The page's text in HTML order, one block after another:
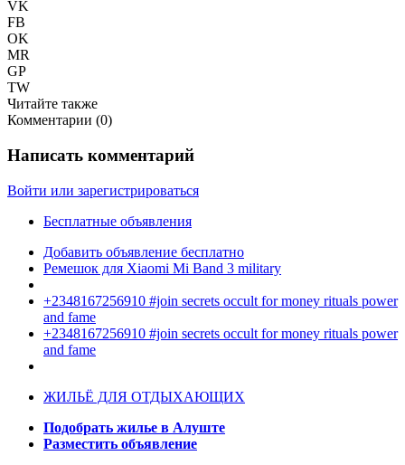
VK
FB
OK
MR
GP
TW
Читайте также
Комментарии (0)
Написать комментарий
Войти или зарегистрироваться
Бесплатные объявления
Добавить объявление бесплатно
Ремешок для Xiaomi Mi Band 3 military
+2348167256910 #join secrets occult for money rituals power
and fame
+2348167256910 #join secrets occult for money rituals power
and fame
ЖИЛЬЁ ДЛЯ ОТДЫХАЮЩИХ
Подобрать жилье в Алуште
Разместить объявление